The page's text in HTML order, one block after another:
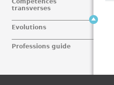
Compétences
transverses
Evolutions
Professions guide